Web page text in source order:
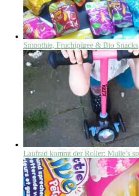
Smoothie, Fruchtpüree & Bio Snacks
Laufrad kommt der Roller: Mulle’s